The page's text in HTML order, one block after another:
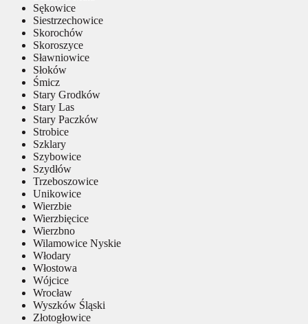
Sękowice
Siestrzechowice
Skorochów
Skoroszyce
Sławniowice
Słoków
Śmicz
Stary Grodków
Stary Las
Stary Paczków
Strobice
Szklary
Szybowice
Szydłów
Trzeboszowice
Unikowice
Wierzbie
Wierzbięcice
Wierzbno
Wilamowice Nyskie
Włodary
Włostowa
Wójcice
Wrocław
Wyszków Śląski
Złotogłowice